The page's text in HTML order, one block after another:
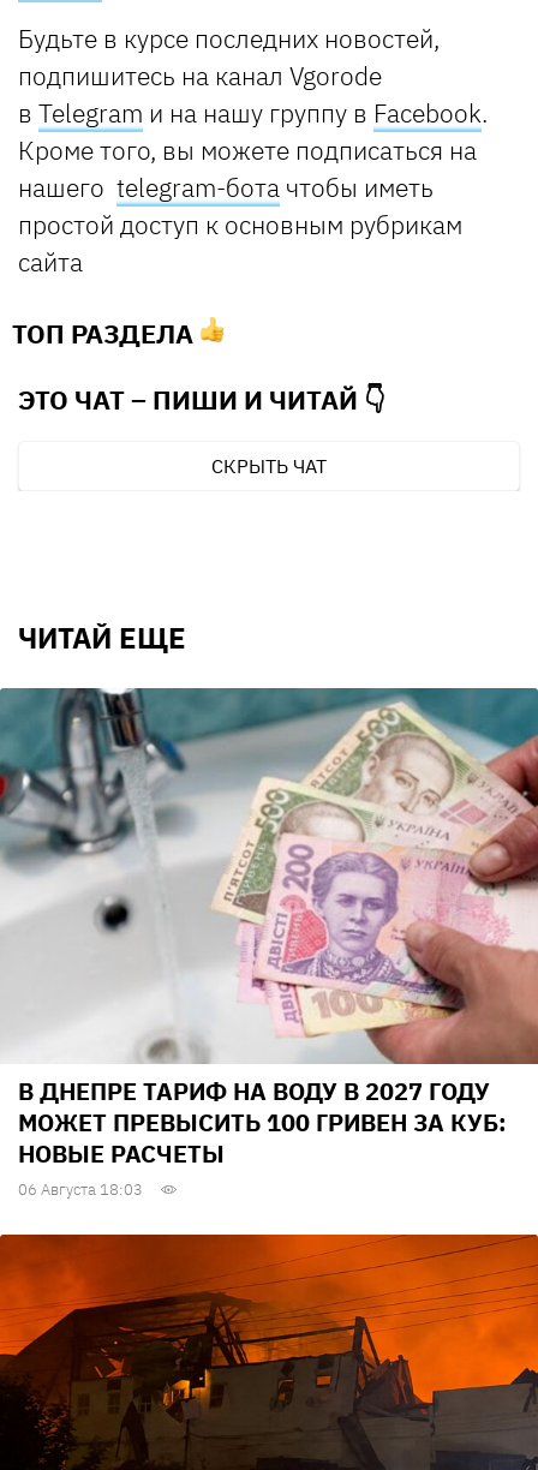
Будьте в курсе последних новостей,
подпишитесь на канал Vgorode
в Telegram и на нашу группу в Facebook.
Кроме того, вы можете подписаться на
нашего telegram-бота чтобы иметь
простой доступ к основным рубрикам
сайта
ТОП РАЗДЕЛА
ЭТО ЧАТ – ПИШИ И ЧИТАЙ 👇
СКРЫТЬ ЧАТ
ЧИТАЙ ЕЩЕ
В ДНЕПРЕ ТАРИФ НА ВОДУ В 2027 ГОДУ
МОЖЕТ ПРЕВЫСИТЬ 100 ГРИВЕН ЗА КУБ:
НОВЫЕ РАСЧЕТЫ
06 Августа 18:03